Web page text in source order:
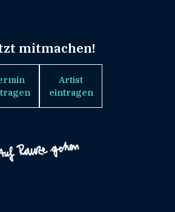
mitmachen!
Artist
eintragen